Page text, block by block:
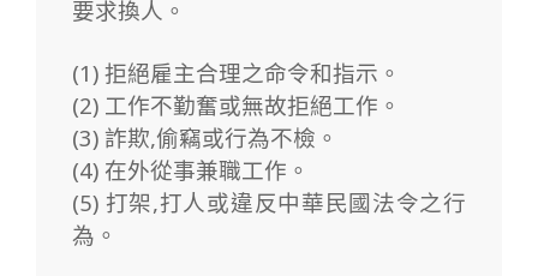
要求換人。
(1) 拒絕雇主合理之命令和指示。
(2) 工作不勤奮或無故拒絕工作。
(3) 詐欺,偷竊或行為不檢。
(4) 在外從事兼職工作。
(5) 打架,打人或違反中華民國法令之行
為。